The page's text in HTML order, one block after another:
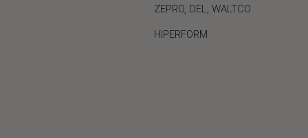
ZEPRO, DEL, WALTCO
HIPERFORM